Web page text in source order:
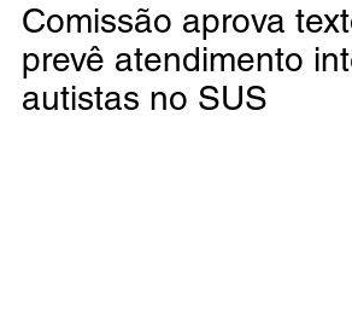
Comissão aprova
prevê atendimento
autistas no SUS